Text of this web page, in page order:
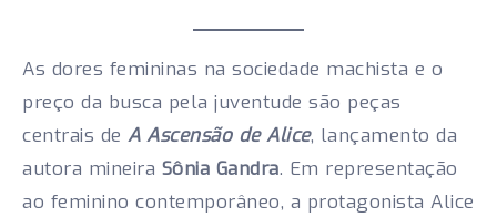
As dores femininas na sociedade machista e o
preço da busca pela juventude são peças
centrais de A Ascensão de Alice, lançamento da
autora mineira Sônia Gandra. Em representação
ao feminino contemporâneo, a protagonista Alice